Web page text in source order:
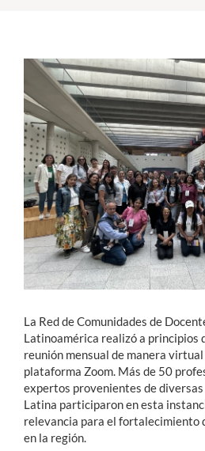
Estudiantes
Académicos
Funcionarios
Alumni
English
La Red de Comunidades de
Latinoamérica realizó a principios
reunión mensual de manera
plataforma Zoom. Más de 50
expertos provenientes de
Latina participaron en esta
relevancia para el fortalecimiento
en la región.